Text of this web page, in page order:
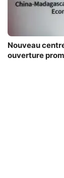
Nouveau
ouverture